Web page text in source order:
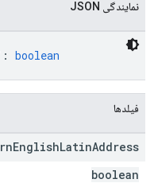
نمایندگی JSON
: boolean
فیلدها
EnglishLatinAddress
boolean